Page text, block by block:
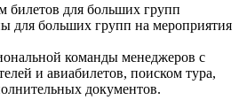
билетов для больших групп
для больших групп на мероприятия
команды менеджеров с
и авиабилетов, поиском тура,
документов.